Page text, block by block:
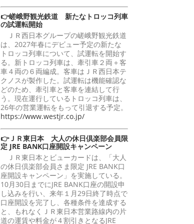
👉嵯峨野観光鉄道 新たなトロッコ列車
の試運転開始
ＪＲ西日本グループの嵯峨野観光鉄道
は、2027年春にデビュー予定の新たな
トロッコ列車について、試運転を開始す
る。新トロッコ列車は、牽引車２両＋客
車４両の６両編成。客車はＪＲ西日本テ
クノスが製作した。試運転は機能確認な
どのため、牽引車と客車を連結して行
う。現在運行しているトロッコ列車は、
26年の営業運転をもって引退する予定。
https://www.westjr.co.jp/
👉ＪＲ東日本 大人の休日倶楽部会員限
定 JRE BANK口座開設キャンペーン
ＪＲ東日本とビューカードは、「大人
の休日倶楽部会員さま限定 JRE BANK口
座開設キャンペーン」を実施している。
10月30日までにJRE BANK口座の開設申
し込みを行い、来年１月29日終了時点で
口座開設を完了し、各種条件を達成する
と、もれなくＪＲ東日本営業路線内の片
道の運賃や料金が４割引きとなるJRE